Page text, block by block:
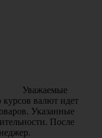
Уважаемые
курсов валют идет
Указанные
После